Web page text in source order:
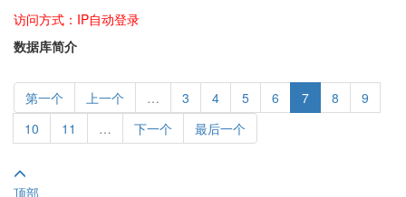
访问方式：IP自动登录
数据库简介
第一个 上一个 … 3 4 5 6 7 8
9
10
11 … 下一个 最后一个
顶部